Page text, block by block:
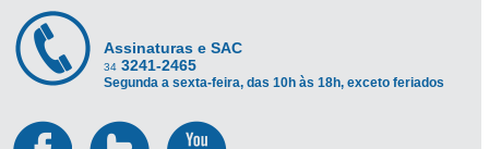
Assinaturas e SAC
34 3241-2465
Segunda a sexta-feira, das 10h às 18h, exceto feriados